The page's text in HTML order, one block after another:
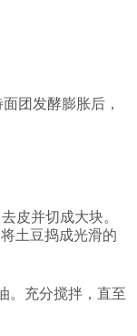
团发酵膨胀后，
皮并切成大块。
土豆捣成光滑的
。充分搅拌，直至